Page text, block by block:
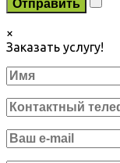
×
Заказать услугу!